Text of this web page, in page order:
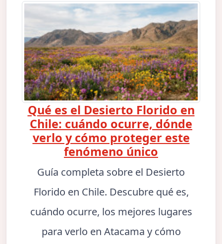
Qué es el Desierto Florido en
Chile: cuándo ocurre, dónde
verlo y cómo proteger este
fenómeno único
Guía completa sobre el Desierto
Florido en Chile. Descubre qué es,
cuándo ocurre, los mejores lugares
para verlo en Atacama y cómo